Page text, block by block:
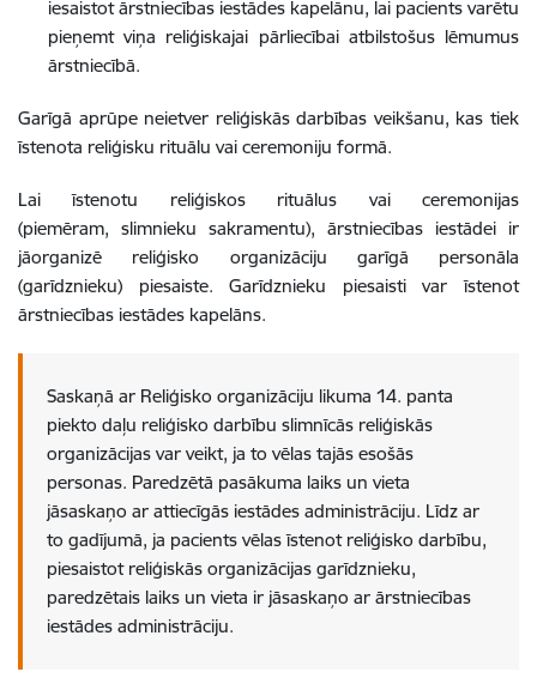
iesaistot ārstniecības iestādes kapelānu, lai pacients varētu
pieņemt viņa reliģiskajai pārliecībai atbilstošus lēmumus
ārstniecībā.
Garīgā aprūpe neietver reliģiskās darbības veikšanu, kas tiek
īstenota reliģisku rituālu vai ceremoniju formā.
Lai īstenotu reliģiskos rituālus vai ceremonijas
(piemēram, slimnieku sakramentu), ārstniecības iestādei ir
jāorganizē reliģisko organizāciju garīgā personāla
(garīdznieku) piesaiste. Garīdznieku piesaisti var īstenot
ārstniecības iestādes kapelāns.
Saskaņā ar Reliģisko organizāciju likuma 14. panta
piekto daļu reliģisko darbību slimnīcās reliģiskās
organizācijas var veikt, ja to vēlas tajās esošās
personas. Paredzētā pasākuma laiks un vieta
jāsaskaņo ar attiecīgās iestādes administrāciju. Līdz ar
to gadījumā, ja pacients vēlas īstenot reliģisko darbību,
piesaistot reliģiskās organizācijas garīdznieku,
paredzētais laiks un vieta ir jāsaskaņo ar ārstniecības
iestādes administrāciju.